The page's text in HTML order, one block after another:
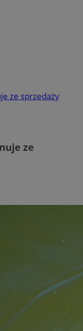
ze sprzedaży
ze